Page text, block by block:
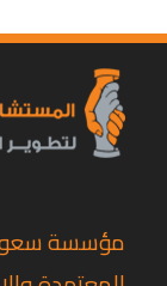
مؤسسة